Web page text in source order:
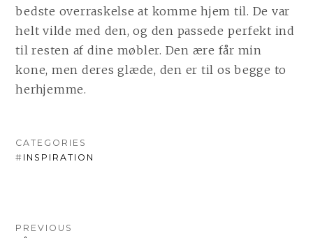
bedste overraskelse at komme hjem til. De var
helt vilde med den, og den passede perfekt ind
til resten af dine møbler. Den ære får min
kone, men deres glæde, den er til os begge to
herhjemme.
CATEGORIES
# INSPIRATION
INDLÆGSNAVIGATION
PREVIOUS